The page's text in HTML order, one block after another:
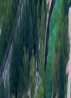
全乡
需要
公开
务微
（